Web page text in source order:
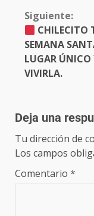
Siguiente:
CHILECITO
SEMANA
LUGAR ÚNICO
VIVIRLA.
Deja una
Tu dirección de
Los campos
Comentario *